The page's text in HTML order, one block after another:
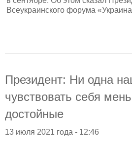
Всеукраинского форума
Президент: Ни одна
чувствовать себя
достойные
13 июля 2021 года - 12:46